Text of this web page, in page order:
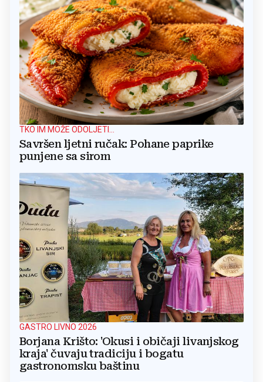
TKO IM MOŽE ODOLJETI...
Savršen ljetni ručak: Pohane paprike
punjene sa sirom
GASTRO LIVNO 2026
Borjana Krišto: 'Okusi i običaji livanjskog
kraja' čuvaju tradiciju i bogatu
gastronomsku baštinu